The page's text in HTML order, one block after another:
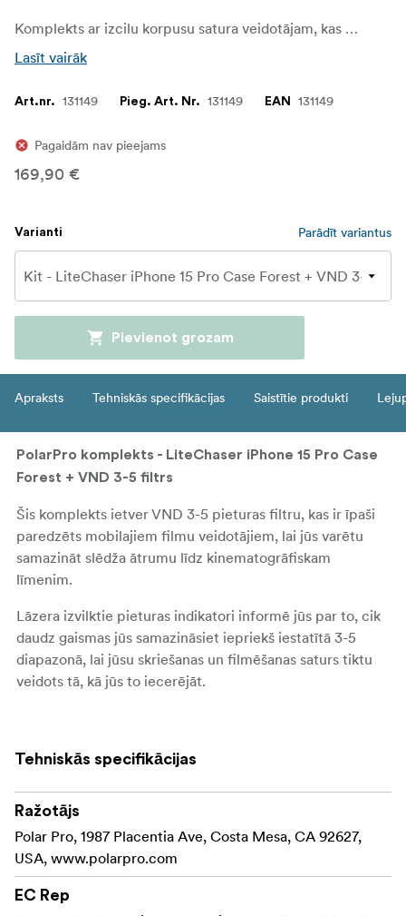
Komplekts ar izcilu korpusu satura veidotājam, kas meklē pilnīgu kameras objektīva aizsardzību un ātras filtra uzstādīšanas iespējas, kā arī PolarPro LiteChaser VND 3-5 pieturas filtru.
Lasīt vairāk
Art.nr. 131149 Pieg. Art. Nr. 131149 EAN 131149
Pagaidām nav pieejams
169,90 €
Varianti Parādīt variantus
Pievienot grozam
Apraksts Tehniskās specifikācijas Saistītie produkti
PolarPro komplekts - LiteChaser iPhone 15 Pro Case
Forest + VND 3-5 filtrs
Šis komplekts ietver VND 3-5 pieturas filtru, kas ir īpaši
paredzēts mobilajiem filmu veidotājiem, lai jūs varētu
samazināt slēdža ātrumu līdz kinematogrāfiskam
līmenim.
Lāzera izvilktie pieturas indikatori informē jūs par to, cik
daudz gaismas jūs samazināsiet iepriekš iestatītā 3-5
diapazonā, lai jūsu skriešanas un filmēšanas saturs tiktu
veidots tā, kā jūs to iecerējāt.
aizsargā jūsu objektīvu laikā starp filmēšanas reizēm.
Defender plāksni var uzreiz noņemt un nomainīt ar kādu
no jaunajām ātras noņemšanas filtru opcijām vai noņemt
pilnībā, lai fotografētu ar perfekti tīriem/neizsmērētiem
objektīviem.
Jauns spēcīgāks
Tehniskās specifikācijas
Ražotājs
Polar Pro, 1987 Placentia Ave, Costa Mesa, CA 92627,
USA, www.polarpro.com
EC Rep